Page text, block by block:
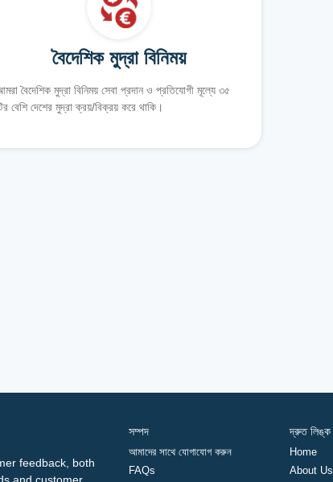
বৈদেশিক মুদ্রা বিনিময়
বৈদেশিক মুদ্রা বিনিময় সেবা প্রদান ও প্রতিযোগী মূল্যে ৩৫
বেশি দেশের মুদ্রা ক্রয়/বিক্রয় করে থাকি।
feedback, both
সম্পদ
আমাদের সাথে যোগাযোগ করুন
FAQs
দ্রুত লিঙ্ক
Home
About Us